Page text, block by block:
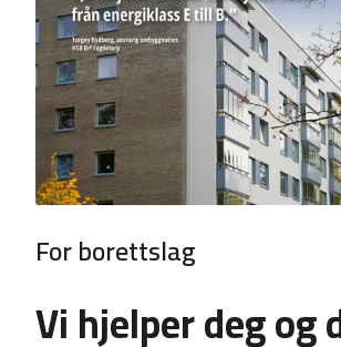
For borettslag
Vi hjelper deg og